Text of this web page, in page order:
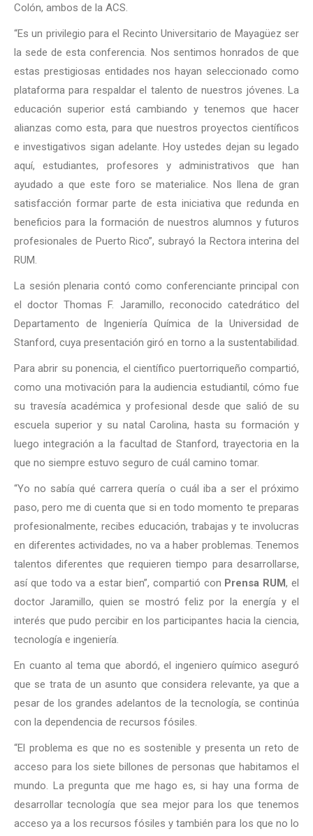
Colón, ambos de la ACS.
“Es un privilegio para el Recinto Universitario de Mayagüez ser
la sede de esta conferencia. Nos sentimos honrados de que
estas prestigiosas entidades nos hayan seleccionado como
plataforma para respaldar el talento de nuestros jóvenes. La
educación superior está cambiando y tenemos que hacer
alianzas como esta, para que nuestros proyectos científicos
e investigativos sigan adelante. Hoy ustedes dejan su legado
aquí, estudiantes, profesores y administrativos que han
ayudado a que este foro se materialice. Nos llena de gran
satisfacción formar parte de esta iniciativa que redunda en
beneficios para la formación de nuestros alumnos y futuros
profesionales de Puerto Rico”, subrayó la Rectora interina del
RUM.
La sesión plenaria contó como conferenciante principal con
el doctor Thomas F. Jaramillo, reconocido catedrático del
Departamento de Ingeniería Química de la Universidad de
Stanford, cuya presentación giró en torno a la sustentabilidad.
Para abrir su ponencia, el científico puertorriqueño compartió,
como una motivación para la audiencia estudiantil, cómo fue
su travesía académica y profesional desde que salió de su
escuela superior y su natal Carolina, hasta su formación y
luego integración a la facultad de Stanford, trayectoria en la
que no siempre estuvo seguro de cuál camino tomar.
“Yo no sabía qué carrera quería o cuál iba a ser el próximo
paso, pero me di cuenta que si en todo momento te preparas
profesionalmente, recibes educación, trabajas y te involucras
en diferentes actividades, no va a haber problemas. Tenemos
talentos diferentes que requieren tiempo para desarrollarse,
así que todo va a estar bien”, compartió con Prensa RUM, el
doctor Jaramillo, quien se mostró feliz por la energía y el
interés que pudo percibir en los participantes hacia la ciencia,
tecnología e ingeniería.
En cuanto al tema que abordó, el ingeniero químico aseguró
que se trata de un asunto que considera relevante, ya que a
pesar de los grandes adelantos de la tecnología, se continúa
con la dependencia de recursos fósiles.
“El problema es que no es sostenible y presenta un reto de
acceso para los siete billones de personas que habitamos el
mundo. La pregunta que me hago es, si hay una forma de
desarrollar tecnología que sea mejor para los que tenemos
acceso ya a los recursos fósiles y también para los que no lo